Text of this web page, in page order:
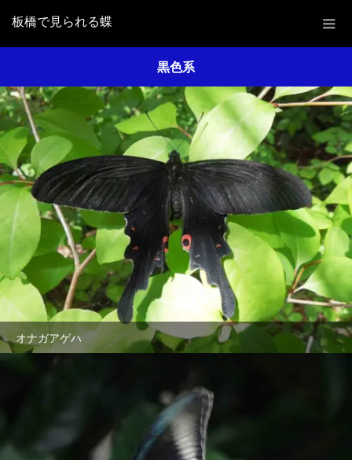
板橋で見られる蝶
黒色系
オナガアゲハ